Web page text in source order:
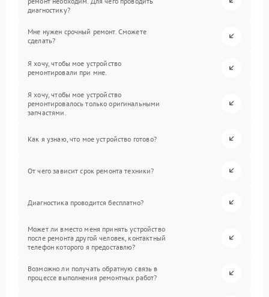
диагностику?
Мне нужен срочный ремонт. Сможете
сделать?
Я хочу, чтобы мое устройство
ремонтировали при мне.
Я хочу, чтобы мое устройство
ремонтировалось только оригинальными
запчастями.
Как я узнаю, что мое устройство готово?
От чего зависит срок ремонта техники?
Диагностика проводится бесплатно?
Может ли вместо меня принять устройство
после ремонта другой человек, контактный
телефон которого я предоставлю?
Возможно ли получать обратную связь в
процессе выполнения ремонтных работ?